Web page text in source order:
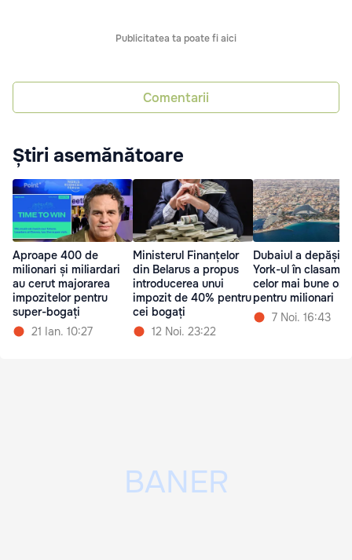
Publicitatea ta poate fi aici
Comentarii
Știri asemănătoare
Aproape 400 de
milionari și miliardari
au cerut majorarea
impozitelor pentru
super-bogați
21 Ian. 10:27
Ministerul Finanțelor
din Belarus a propus
introducerea unui
impozit de 40% pentru
cei bogați
12 Noi. 23:22
Dubaiul a depășit
York-ul în
celor mai bune
pentru milionari
7 Noi. 16:43